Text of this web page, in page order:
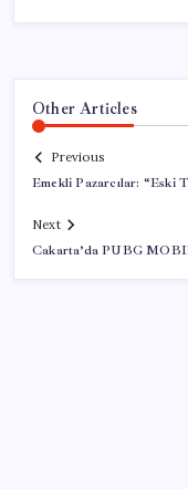
Other Articles
Previous
Emekli Pazarcılar: “Eski
Next
Cakarta’da PUBG